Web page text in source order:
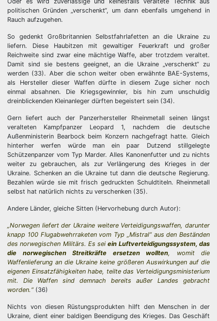
politischen Gründen „verschenkt“, um dann ebenfalls umgehend in
Rauch aufzugehen.
So gedenkt Großbritannien Selbstfahrlafetten an die Ukraine zu
liefern. Diese Haubitzen mit gewaltiger Feuerkraft und großer
Reichweite sind zwar eine mächtige Waffe, aber trotzdem veraltet.
Damit sind sie bestens geeignet, an die Ukraine „verschenkt“ zu
werden (33). Aber die schon weiter oben erwähnte BAE-Systems,
als Hersteller dieser Waffen dürfte in diesem Zuge sicher noch
einmal absahnen. Die Kriegsgewinnler, bis hin zum unschuldig
dreinblickenden Kleinanleger dürften begeistert sein (34).
Gern liefert auch der Panzerhersteller Rheinmetall seinen längst
veralteten Kampfpanzer Leopard 1, nachdem die deutsche
Außenministerin Bearbock beim Konzern nachgefragt hatte. Gleich
hinterher werfen würde man ein paar Dutzend stillgelegte
Schützenpanzer vom Typ Marder. Alles Kanonenfutter und zu nichts
weiter zu gebrauchen, als zur Verlängerung des Krieges in der
Ukraine. Schenken an die Ukraine tut dann die deutsche Regierung.
Bezahlen würde sie mit frisch gedruckten Schuldtiteln. Rheinmetall
selbst hat natürlich nichts zu verschenken (35).
Andere Länder, gleiche Sitten (Hervorhebung durch Autor):
„Norwegen liefert der Ukraine weitere Verteidigungswaffen, darunter
knapp 100 Flugabwehrraketen vom Typ „Mistral“ aus den Beständen
des norwegischen Militärs. Es seiein Luftverteidigungssystem, das
die norwegischen Streitkräfte ersetzen wollten, womit die
Waffenlieferung an die Ukraine keine größeren Auswirkungen auf die
eigenen Einsatzfähigkeiten habe, teilte das Verteidigungsministerium
mit. Die Waffen sind demnach bereits außer Landes gebracht
worden.“(36)
Nichts von diesen Rüstungsprodukten hilft den Menschen in der
Ukraine, dient einer baldigen Beendigung des Krieges. Das Geschäft